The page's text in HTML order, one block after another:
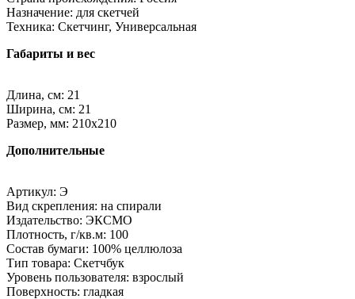
Назначение: для скетчей
Техника: Скетчинг, Универсальная
Габариты и вес
Длина, см: 21
Ширина, см: 21
Размер, мм: 210x210
Дополнительные
Артикул: Э
Вид скрепления: на спирали
Издательство: ЭКСМО
Плотность, г/кв.м: 100
Состав бумаги: 100% целлюлоза
Тип товара: Скетчбук
Уровень пользователя: взрослый
Поверхность: гладкая